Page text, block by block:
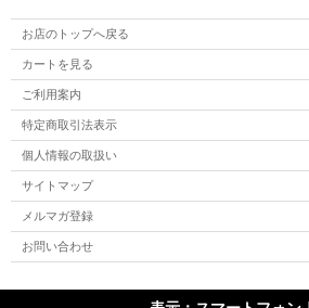
お店のトップへ戻る
カートを見る
ご利用案内
特定商取引法表示
個人情報の取扱い
サイトマップ
メルマガ登録
お問い合わせ